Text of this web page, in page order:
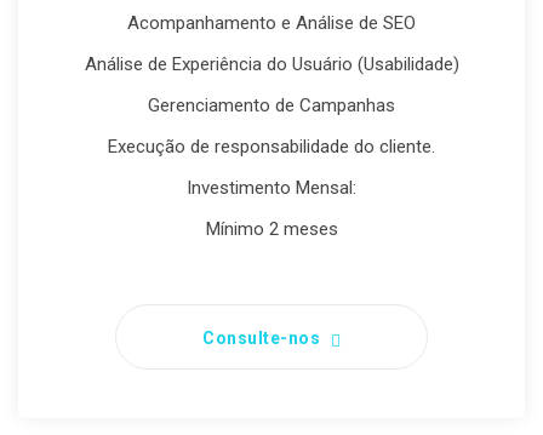
Acompanhamento e Análise de SEO
Análise de Experiência do Usuário (Usabilidade)
Gerenciamento de Campanhas
Execução de responsabilidade do cliente.
Investimento Mensal:
Mínimo 2 meses
Consulte-nos